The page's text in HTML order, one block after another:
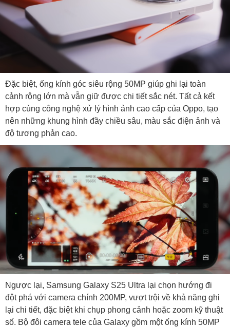
Đặc biệt, ống kính góc siêu rộng 50MP giúp ghi lại toàn
cảnh rộng lớn mà vẫn giữ được chi tiết sắc nét. Tất cả kết
hợp cùng công nghệ xử lý hình ảnh cao cấp của Oppo, tạo
nên những khung hình đầy chiều sâu, màu sắc điện ảnh và
độ tương phản cao.
Ngược lại, Samsung Galaxy S25 Ultra lại chọn hướng đi
đột phá với camera chính 200MP, vượt trội về khả năng ghi
lại chi tiết, đặc biệt khi chụp phong cảnh hoặc zoom kỹ thuật
số. Bộ đôi camera tele của Galaxy gồm một ống kính 50MP